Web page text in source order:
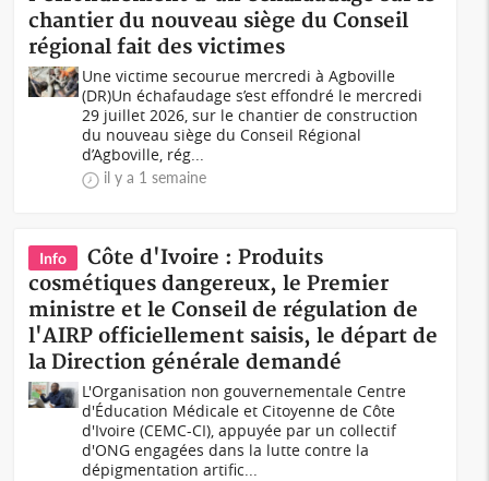
chantier du nouveau siège du Conseil
régional fait des victimes
Une victime secourue mercredi à Agboville
(DR)Un échafaudage s’est effondré le mercredi
29 juillet 2026, sur le chantier de construction
du nouveau siège du Conseil Régional
d’Agboville, rég...
il y a 1 semaine
Info
Côte d'Ivoire : Produits
cosmétiques dangereux, le Premier
ministre et le Conseil de régulation de
l'AIRP officiellement saisis, le départ de
la Direction générale demandé
L'Organisation non gouvernementale Centre
d'Éducation Médicale et Citoyenne de Côte
d'Ivoire (CEMC-CI), appuyée par un collectif
d'ONG engagées dans la lutte contre la
dépigmentation artific...